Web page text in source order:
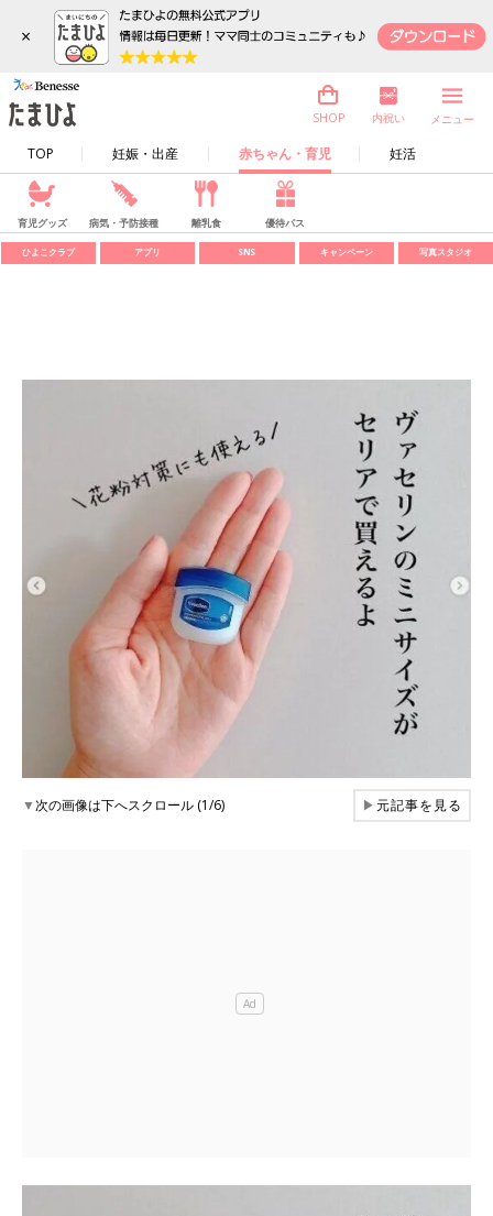
×
TOP 妊娠・出産 赤ちゃん・育児 妊活
SHOP 内祝い メニュー
育児グッズ 病気・予防接種 離乳食 優待パス
ひよこクラブ アプリ SNS キャンペーン 写真スタジオ
▼次の画像は下へスクロール (1/6) ▶元記事を見る